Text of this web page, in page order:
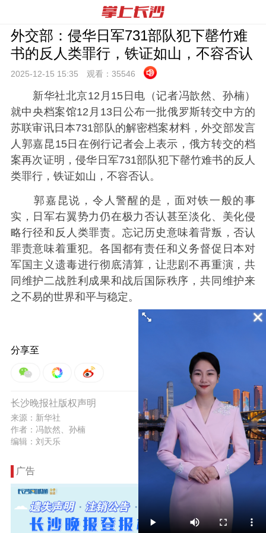
外交部：侵华日军731部队犯下罄竹难
书的反人类罪行，铁证如山，不容否认
2025-12-15 15:35 观看： 35546
新华社北京12月15日电（记者冯歆然、孙楠）
就中央档案馆12月13日公布一批俄罗斯转交中方的
苏联审讯日本731部队的解密档案材料，外交部发言
人郭嘉昆15日在例行记者会上表示，俄方转交的档
案再次证明，侵华日军731部队犯下罄竹难书的反人
类罪行，铁证如山，不容否认。
郭嘉昆说，令人警醒的是，面对铁一般的事
实，日军右翼势力仍在极力否认甚至淡化、美化侵
略行径和反人类罪责。忘记历史意味着背叛，否认
罪责意味着重犯。各国都有责任和义务督促日本对
军国主义遗毒进行彻底清算，让悲剧不再重演，共
同维护二战胜利成果和战后国际秩序，共同维护来
之不易的世界和平与稳定。
分享至
0
举报
长沙晚报社版权声明
来源：新华社
作者：冯歆然、孙楠
编辑：刘天乐
广告